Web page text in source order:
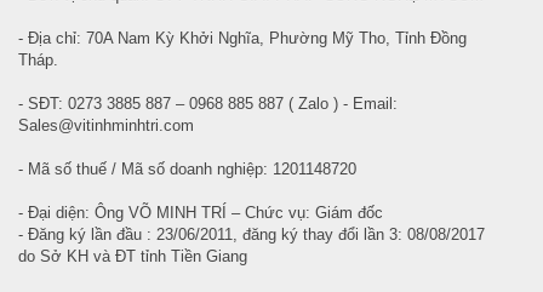
- Địa chỉ: 70A Nam Kỳ Khởi Nghĩa, Phường Mỹ Tho, Tỉnh Đồng
Tháp.
- SĐT: 0273 3885 887 – 0968 885 887 ( Zalo ) - Email:
Sales@vitinhminhtri.com
- Mã số thuế / Mã số doanh nghiệp: 1201148720
- Đại diện: Ông VÕ MINH TRÍ – Chức vụ: Giám đốc
- Đăng ký lần đầu : 23/06/2011, đăng ký thay đổi lần 3: 08/08/2017
do Sở KH và ĐT tỉnh Tiền Giang